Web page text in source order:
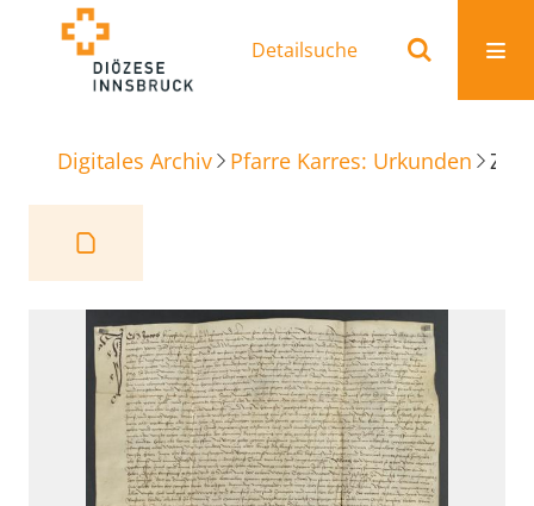
Detailsuche
Digitales Archiv Pfarre Karres: Urkunden